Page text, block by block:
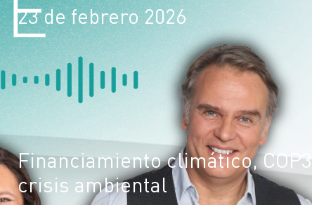
23 de febrero 2026
Financiamiento climático,
crisis ambiental